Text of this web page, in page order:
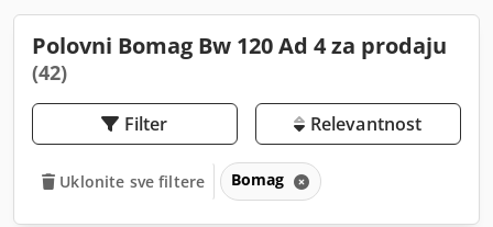
Polovni Bomag Bw 120 Ad 4 za prodaju
(42)
Filter Relevantnost
Uklonite sve filtere Bomag